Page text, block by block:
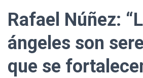
Rafael Núñez:
ángeles son
que se